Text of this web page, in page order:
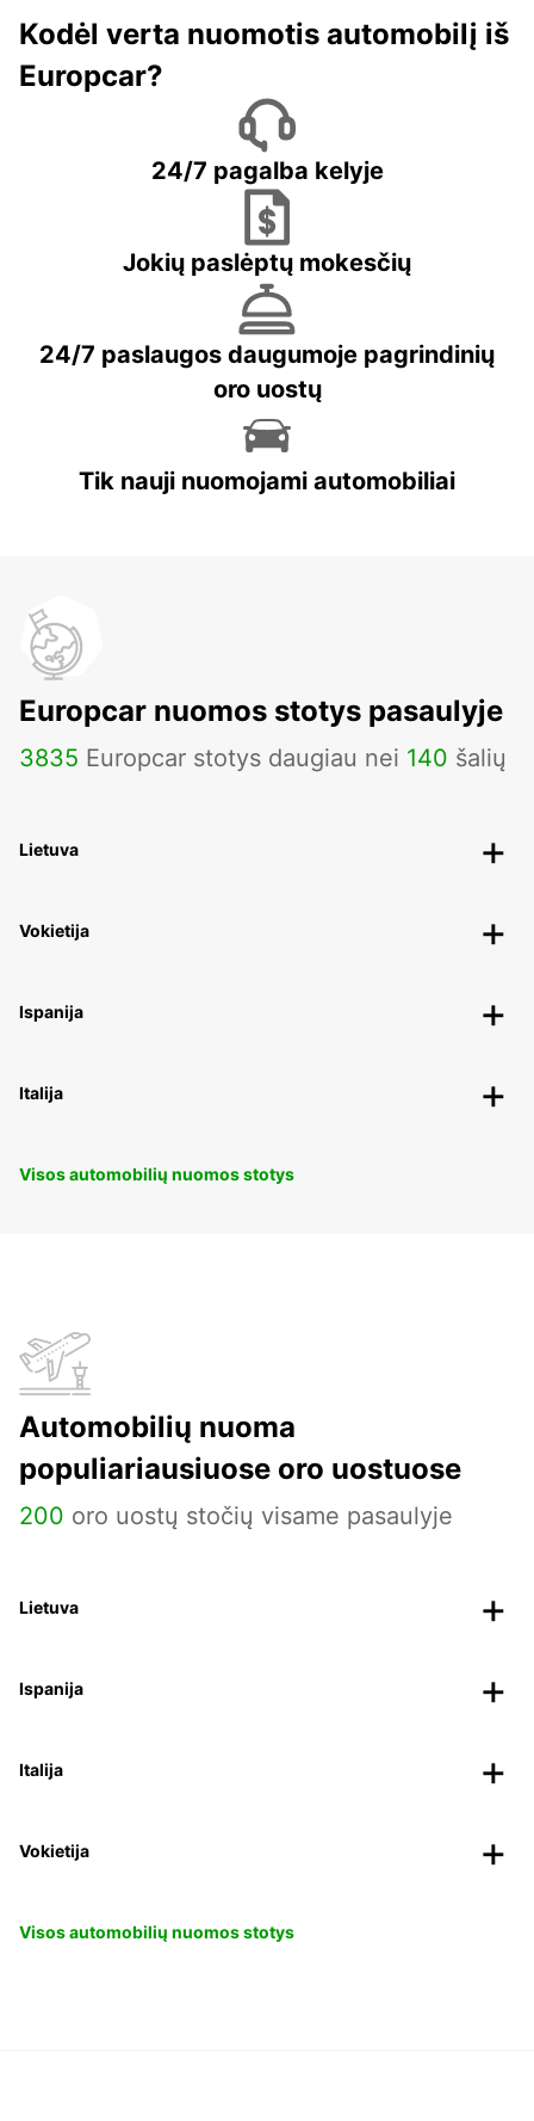
Kodėl verta nuomotis automobilį iš
Europcar?
24/7 pagalba kelyje
Jokių paslėptų mokesčių
24/7 paslaugos daugumoje pagrindinių
oro uostų
Tik nauji nuomojami automobiliai
Europcar nuomos stotys pasaulyje
3835 Europcar stotys daugiau nei 140 šalių
Lietuva
Vokietija
Ispanija
Italija
Visos automobilių nuomos stotys
Automobilių nuoma
populiariausiuose oro uostuose
200 oro uostų stočių visame pasaulyje
Lietuva
Ispanija
Italija
Vokietija
Visos automobilių nuomos stotys